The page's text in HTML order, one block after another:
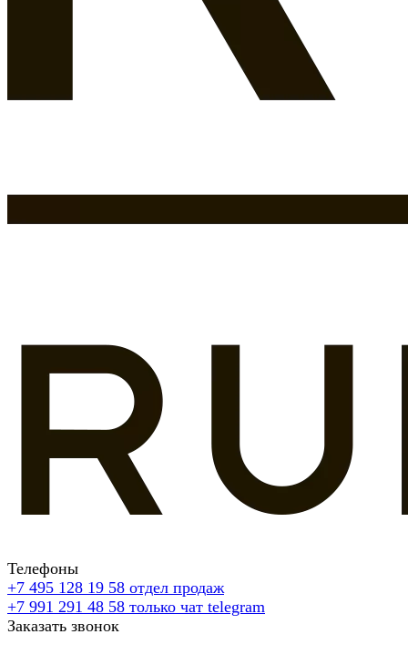
Телефоны
+7 495 128 19 58 отдел продаж
+7 991 291 48 58 только чат telegram
Заказать звонок